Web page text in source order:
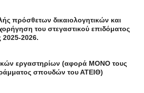
πρόσθετων δικαιολογητικών και
του στεγαστικού επιδόματος
2025-2026.
εργαστηρίων (αφορά ΜΟΝΟ τους
σπουδών του ΑΤΕΙΘ)